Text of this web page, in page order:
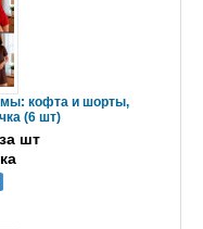
кофта и шорты,
(6 шт)
шт